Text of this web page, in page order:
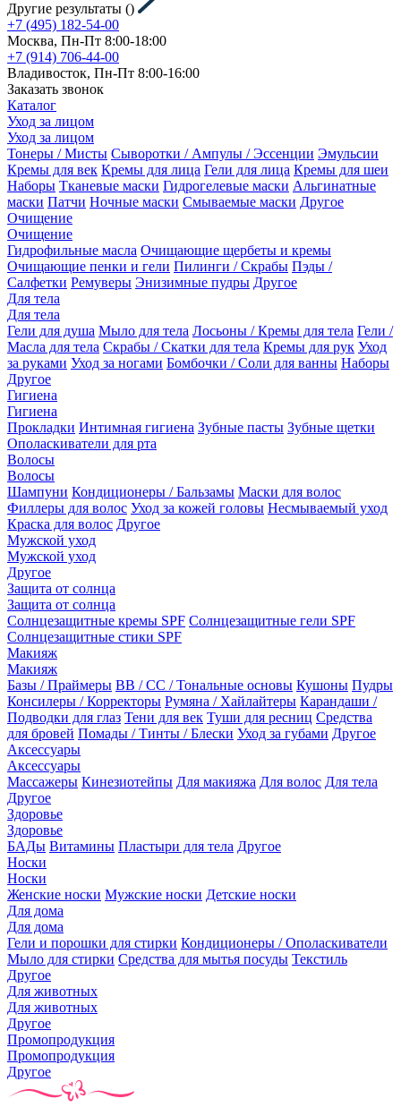
Другие результаты ()
+7 (495) 182-54-00
Москва, Пн-Пт 8:00-18:00
+7 (914) 706-44-00
Владивосток, Пн-Пт 8:00-16:00
Заказать звонок
Каталог
Уход за лицом
Уход за лицом
Тонеры / Мисты Сыворотки / Ампулы / Эссенции Эмульсии
Кремы для век Кремы для лица Гели для лица Кремы для шеи
Наборы Тканевые маски Гидрогелевые маски Альгинатные
маски Патчи Ночные маски Смываемые маски Другое
Очищение
Очищение
Гидрофильные масла Очищающие щербеты и кремы
Очищающие пенки и гели Пилинги / Скрабы Пэды /
Салфетки Ремуверы Энизимные пудры Другое
Для тела
Для тела
Гели для душа Мыло для тела Лосьоны / Кремы для тела Гели /
Масла для тела Скрабы / Скатки для тела Кремы для рук Уход
за руками Уход за ногами Бомбочки / Соли для ванны Наборы
Другое
Гигиена
Гигиена
Прокладки Интимная гигиена Зубные пасты Зубные щетки
Ополаскиватели для рта
Волосы
Волосы
Шампуни Кондиционеры / Бальзамы Маски для волос
Филлеры для волос Уход за кожей головы Несмываемый уход
Краска для волос Другое
Мужской уход
Мужской уход
Другое
Защита от солнца
Защита от солнца
Солнцезащитные кремы SPF Солнцезащитные гели SPF
Солнцезащитные стики SPF
Макияж
Макияж
Базы / Праймеры BB / CC / Тональные основы Кушоны Пудры
Консилеры / Корректоры Румяна / Хайлайтеры Карандаши /
Подводки для глаз Тени для век Туши для ресниц Средства
для бровей Помады / Тинты / Блески Уход за губами Другое
Аксессуары
Аксессуары
Массажеры Кинезиотейпы Для макияжа Для волос Для тела
Другое
Здоровье
Здоровье
БАДы Витамины Пластыри для тела Другое
Носки
Носки
Женские носки Мужские носки Детские носки
Для дома
Для дома
Гели и порошки для стирки Кондиционеры / Ополаскиватели
Мыло для стирки Средства для мытья посуды Текстиль
Другое
Для животных
Для животных
Другое
Промопродукция
Промопродукция
Другое